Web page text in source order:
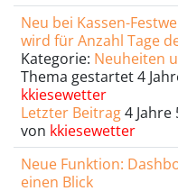
Neu bei Kassen-
wird für Anzahl Tage
Kategorie: Neuheiten
Thema gestartet 4
kkiesewetter
Letzter Beitrag4
von kkiesewetter
Neue Funktion:
einen Blick